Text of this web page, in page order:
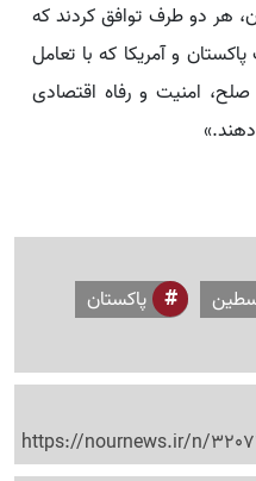
هر دو طرف توافق کردند که
و آمریکا که با تعامل
امنیت و رفاه اقتصادی
پاکستان
https://nournews.ir/n/